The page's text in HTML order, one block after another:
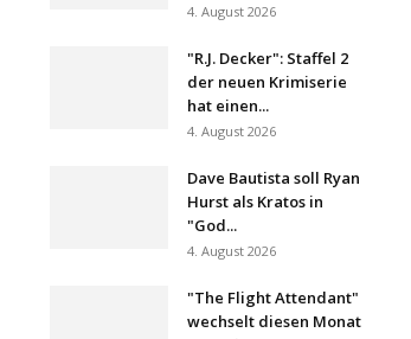
4. August 2026
"R.J. Decker": Staffel 2
der neuen Krimiserie
hat einen...
4. August 2026
Dave Bautista soll Ryan
Hurst als Kratos in
"God...
4. August 2026
"The Flight Attendant"
wechselt diesen Monat